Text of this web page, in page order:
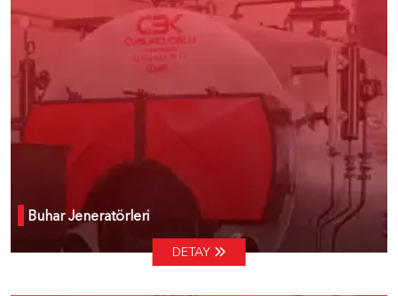
Buhar Jeneratörleri
DETAY